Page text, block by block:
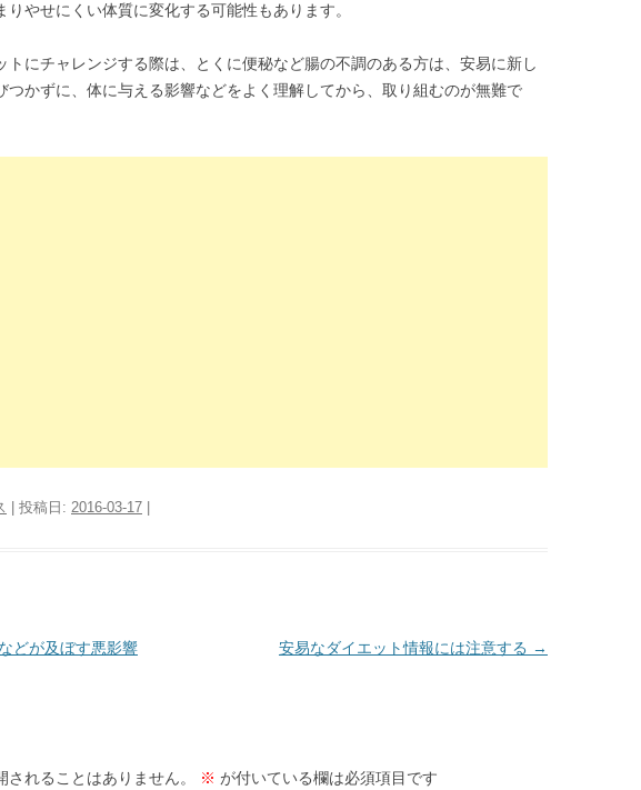
りやせにくい体質に変化する可能性もあります。
トにチャレンジする際は、とくに便秘など腸の不調のある方は、安易に新し
つかずに、体に与える影響などをよく理解してから、取り組むのが無難で
| 投稿日: 2016-03-17
どが及ぼす悪影響 安易なダイエット情報には注意する →
れることはありません。 ※ が付いている欄は必須項目です